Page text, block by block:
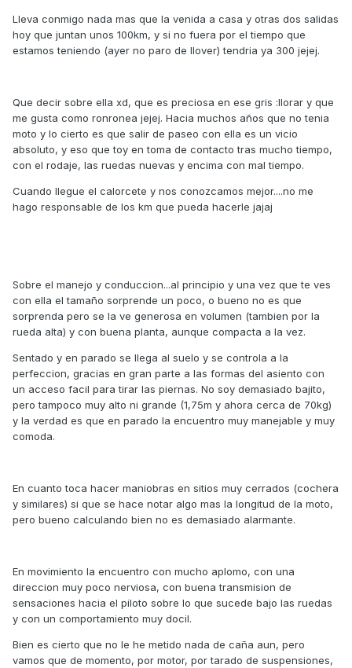
Lleva conmigo nada mas que la venida a casa y otras dos salidas
hoy que juntan unos 100km, y si no fuera por el tiempo que
estamos teniendo (ayer no paro de llover) tendria ya 300 jejej.
Que decir sobre ella xd, que es preciosa en ese gris :llorar y que
me gusta como ronronea jejej. Hacia muchos años que no tenia
moto y lo cierto es que salir de paseo con ella es un vicio
absoluto, y eso que toy en toma de contacto tras mucho tiempo,
con el rodaje, las ruedas nuevas y encima con mal tiempo.
Cuando llegue el calorcete y nos conozcamos mejor....no me
hago responsable de los km que pueda hacerle jajaj
Sobre el manejo y conduccion...al principio y una vez que te ves
con ella el tamaño sorprende un poco, o bueno no es que
sorprenda pero se la ve generosa en volumen (tambien por la
rueda alta) y con buena planta, aunque compacta a la vez.
Sentado y en parado se llega al suelo y se controla a la
perfeccion, gracias en gran parte a las formas del asiento con
un acceso facil para tirar las piernas. No soy demasiado bajito,
pero tampoco muy alto ni grande (1,75m y ahora cerca de 70kg)
y la verdad es que en parado la encuentro muy manejable y muy
comoda.
En cuanto toca hacer maniobras en sitios muy cerrados (cochera
y similares) si que se hace notar algo mas la longitud de la moto,
pero bueno calculando bien no es demasiado alarmante.
En movimiento la encuentro con mucho aplomo, con una
direccion muy poco nerviosa, con buena transmision de
sensaciones hacia el piloto sobre lo que sucede bajo las ruedas
y con un comportamiento muy docil.
Bien es cierto que no le he metido nada de caña aun, pero
vamos que de momento, por motor, por tarado de suspensiones,